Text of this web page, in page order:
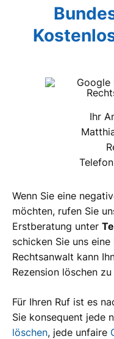
Wenn Sie eine
möchten, rufen Sie
Erstberatung unter
schicken Sie uns
Rechtsanwalt kann
Rezension löschen zu
Für Ihren Ruf ist es
Sie konsequent jede
löschen, jede unfaire
Ihr